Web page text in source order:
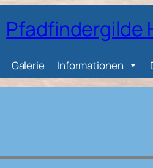
Pfadfindergilde
Galerie Informationen